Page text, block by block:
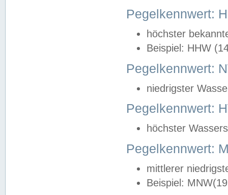
Pegelkennwert:
höchster
Beispiel: HHW
Pegelkennwert:
niedrigster
Pegelkennwert:
höchster
Pegelkennwert:
mittlerer
Beispiel: